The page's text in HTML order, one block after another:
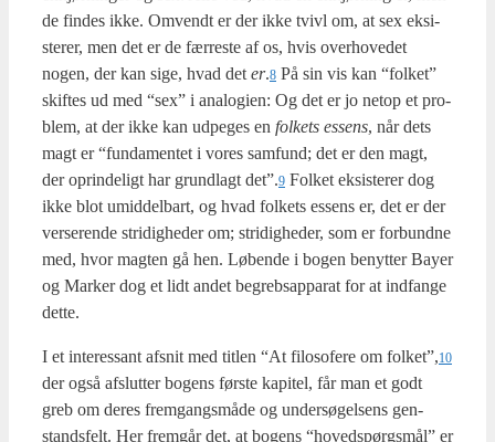
de fin­des ikke. Omvendt er der ikke tvivl om, at sex eksi­
ste­rer, men det er de fær­re­ste af os, hvis over­ho­ve­det
nogen, der kan sige, hvad det er.8 På sin vis kan “fol­ket”
skif­tes ud med “sex” i ana­lo­gi­en: Og det er jo net­op et pro­
blem, at der ikke kan udpe­ges en fol­kets essens, når dets
magt er “fun­da­men­tet i vores sam­fund; det er den magt,
der oprin­de­ligt har grund­lagt det”.9 Fol­ket eksi­ste­rer dog
ikke blot umid­del­bart, og hvad fol­kets essens er, det er der
ver­se­ren­de stri­dig­he­der om; stri­dig­he­der, som er for­bund­ne
med, hvor mag­ten gå hen. Løben­de i bogen benyt­ter Bay­er
og Mar­ker dog et lidt andet begrebs­ap­pa­rat for at ind­fan­ge
det­te.
I et inter­es­sant afsnit med tit­len “At filo­so­fe­re om folket”,10
der også afslut­ter bogens før­ste kapi­tel, får man et godt
greb om deres frem­gangs­må­de og under­sø­gel­sens gen­
stands­felt. Her frem­går det, at bogens “hoved­spørgs­mål” er